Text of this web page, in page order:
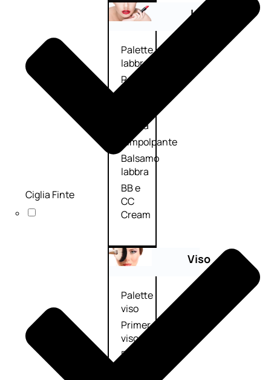
Labbra
Palette
labbra
Rossetto
labbra
Rimpolpante
Balsamo
labbra
BB e
CC
Cream
Viso
Palette
viso
Primer
viso
Fondotinta
Ciglia Finte